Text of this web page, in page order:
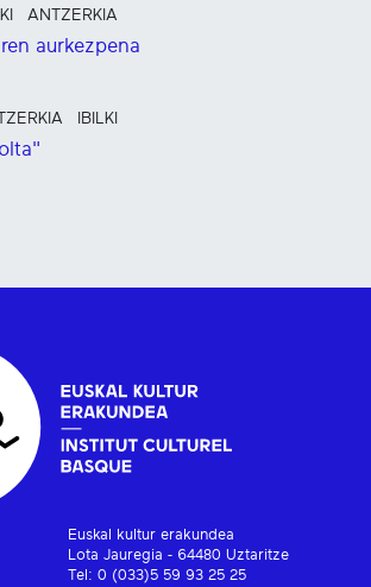
ANTZERKIA
aurkezpena
IBILKI
Euskal kultur erakundea
Lota Jauregia - 64480 Uztaritze
Tel: 0 (033)5 59 93 25 25